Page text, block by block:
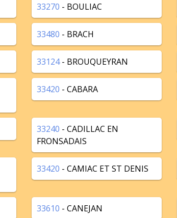
33270 - BOULIAC
33480 - BRACH
33124- BROUQUEYRAN
33420 - CABARA
33240 - CADILLAC EN
FRONSADAIS
33420 - CAMIAC ET ST DENIS
33610 - CANEJAN